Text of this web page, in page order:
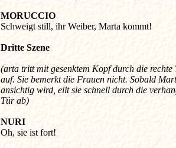
MORUCCIO
Dritte Szene
(arta tritt mit gesenktem Kopf durch die
auf. Sie bemerkt die Frauen nicht. Sobald
ansichtig wird, eilt sie schnell durch die
Tür ab)
NURI
Oh, sie ist fort!